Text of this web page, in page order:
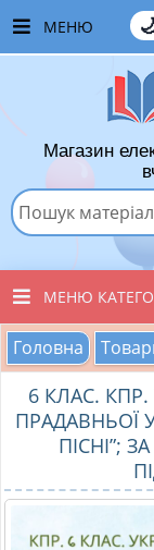
МЕНЮ
ЧАСТІ
ЯК ТУТ
ЯК ТУТ
ДОДАТИ
ВПОДОБАНІ
КОШИК
Магазин
МЕНЮ
ВСІ ТОВАРИ
ПОЧАТКОВІ
МАТЕРІАЛИ
Головна
6 КЛАС. КПР.
ПРАДАВНЬОЇ
ПІСНІ”;